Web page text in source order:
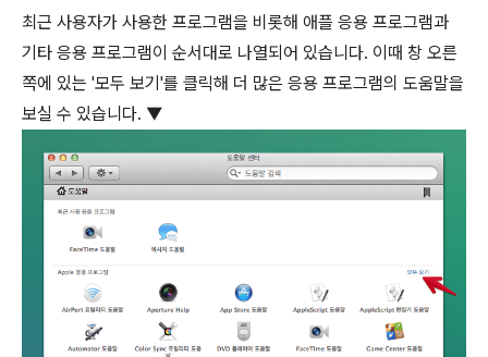
최근 사용자가 사용한 프로그램을 비롯해 애플 응용 프로그램과
기타 응용 프로그램이 순서대로 나열되어 있습니다. 이때 창 오른
쪽에 있는 '모두 보기'를 클릭해 더 많은 응용 프로그램의 도움말을
보실 수 있습니다. ▼